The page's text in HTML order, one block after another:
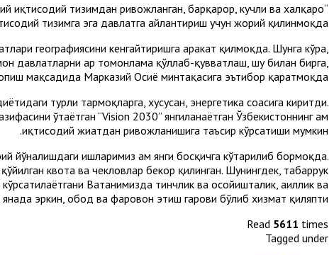
иқтисодий тизимдан ривожланган, барқарор, кучли ва халқаро
тизимга эга давлатга айлантириш учун жорий қилинмоқда.
географиясини кенгайтиришга ҳаракат қилмоқда. Шунга кўра,
давлатларни ҳар томонлама қўллаб-қувватлаш, шу билан бирга,
мақсадида Марказий Осиё минтақасига эътибор қаратмоқда.
турли тармоқларга, хусусан, энергетика соҳасига киритди.
ўтаётган “Vision 2030” янгиланаётган Ўзбекистоннинг ҳам
иқтисодий жиҳатдан ривожланишига таъсир кўрсатиши мумкин.
йўналишдаги ишларимиз ҳам янги босқичга кўтарилиб бормоқда.
квота ва чекловлар бекор қилинган. Шунингдек, табаррук
Ватанимизда тинчлик ва осойишталик, аҳиллик ва
янада эркин, обод ва фаровон этиш гарови бўлиб хизмат қиляпти.
Read 5611 times
Tagged under